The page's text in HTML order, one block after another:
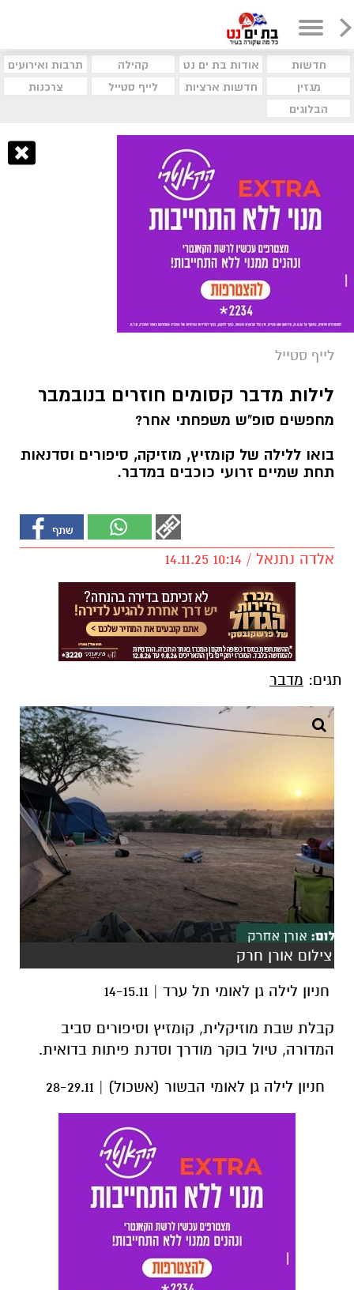
חדשות אודות בת ים נט קהילה
תרבות ואירועים
מגזין
חדשות ארציות לייף סטייל
צרכנות
הבלוגים
לייף סטייל
לילות מדבר קסומים חוזרים בנובמבר
מחפשים סופ"ש משפחתי אחר?
בואו ללילה של קומזיץ, מוזיקה, סיפורים וסדנאות
תחת שמיים זרועי כוכבים במדבר.
אלדה נתנאל / 10:14 14.11.25
תגים: מדבר
צילום אורן חרק
חניון לילה גן לאומי תל ערד | 14-15.11
קבלת שבת מוזיקלית, קומזיץ וסיפורים סביב
המדורה, טיול בוקר מודרך וסדנת פיתות בדואית.
חניון לילה גן לאומי הבשור (אשכול) | 28-29.11